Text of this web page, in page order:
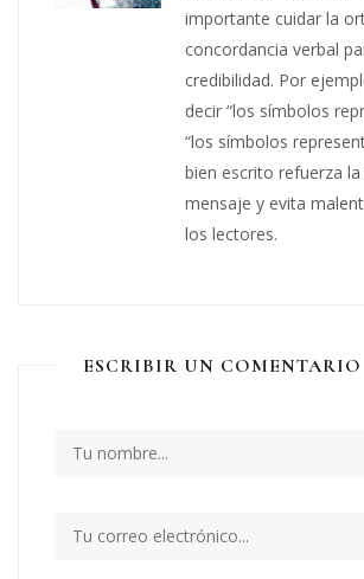
importante cuidar la
concordancia verbal
credibilidad. Por
decir “los símbolos
“los símbolos
bien escrito refuerza
mensaje y evita
los lectores.
ESCRIBIR UN COMENTARIO